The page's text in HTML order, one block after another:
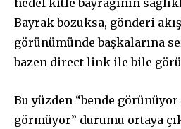
Bayrak bozuksa, gönderi
görünümünde başkalarına
bazen direct link ile bile
Bu yüzden “bende
görmüyor” durumu ortaya